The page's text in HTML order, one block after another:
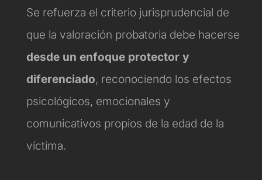
Se refuerza el criterio jurisprudencial de
que la valoración probatoria debe hacerse
desde un enfoque protector y
diferenciado, reconociendo los efectos
psicológicos, emocionales y
comunicativos propios de la edad de la
víctima.